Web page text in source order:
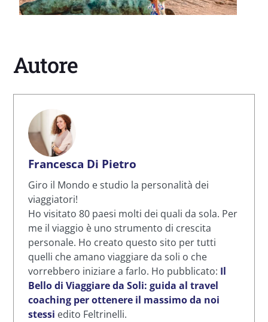
Autore
Francesca Di Pietro
Giro il Mondo e studio la personalità dei
viaggiatori!
Ho visitato 80 paesi molti dei quali da sola. Per
me il viaggio è uno strumento di crescita
personale. Ho creato questo sito per tutti
quelli che amano viaggiare da soli o che
vorrebbero iniziare a farlo. Ho pubblicato: Il
Bello di Viaggiare da Soli: guida al travel
coaching per ottenere il massimo da noi
stessi edito Feltrinelli.